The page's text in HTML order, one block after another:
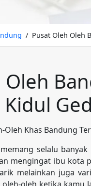
Pusat Oleh Oleh
Oleh
Oleh Khas Bandung
selalu
mengingat ibu kota
melainkan juga
oleh ketika kamu